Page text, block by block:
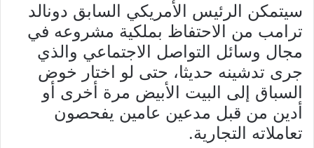
سيتمكن الرئيس الأمريكي السابق دونالد
ترامب من الاحتفاظ بملكية مشروعه في
مجال وسائل التواصل الاجتماعي والذي
جرى تدشينه حديثا، حتى لو اختار خوض
السباق إلى البيت الأبيض مرة أخرى أو
أدين من قبل مدعين عامين يفحصون
تعاملاته التجارية.